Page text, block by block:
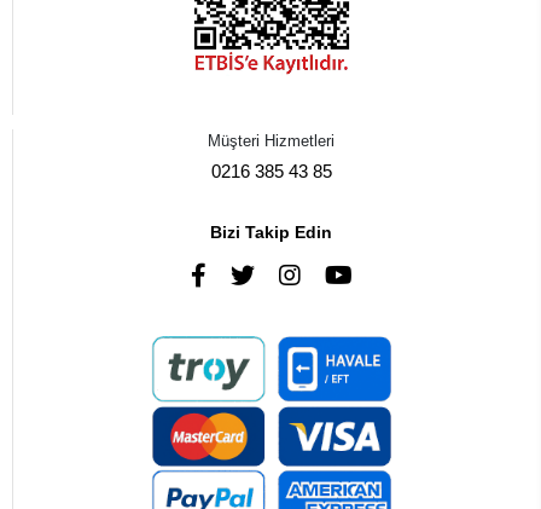
Müşteri Hizmetleri
0216 385 43 85
Bizi Takip Edin